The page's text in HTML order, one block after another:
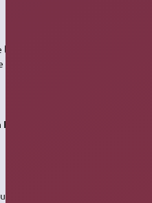
VM (virtual machine),
virtuelle
Rails ⇒ configuration
utiliser Mongrel au lieu de